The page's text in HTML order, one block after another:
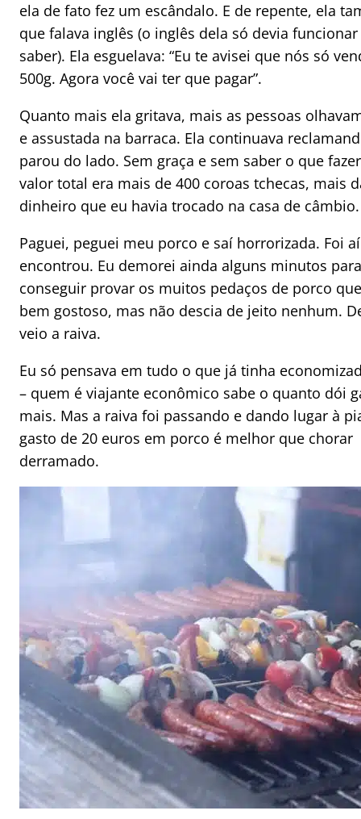
ela de fato fez um escândalo. E de repente, ela
que falava inglês (o inglês dela só devia
saber). Ela esguelava: “Eu te avisei que nós só
500g. Agora você vai ter que pagar”.
Quanto mais ela gritava, mais as pessoas
e assustada na barraca. Ela continuava
parou do lado. Sem graça e sem saber o que
valor total era mais de 400 coroas tchecas, mais
dinheiro que eu havia trocado na casa de câmbio.
Paguei, peguei meu porco e saí horrorizada. Foi
encontrou. Eu demorei ainda alguns minutos
conseguir provar os muitos pedaços de porco
bem gostoso, mas não descia de jeito nenhum.
veio a raiva.
Eu só pensava em tudo o que já tinha
– quem é viajante econômico sabe o quanto dói
mais. Mas a raiva foi passando e dando lugar à
gasto de 20 euros em porco é melhor que
derramado.